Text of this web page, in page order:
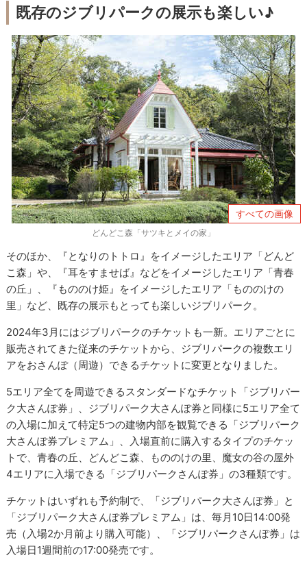
既存のジブリパークの展示も楽しい♪
すべての画像
どんどこ森「サツキとメイの家」
そのほか、『となりのトトロ』をイメージしたエリア「どんど
こ森」や、『耳をすませば』などをイメージしたエリア「青春
の丘」、『もののけ姫』をイメージしたエリア「もののけの
里」など、既存の展示もとっても楽しいジブリパーク。
2024年3月にはジブリパークのチケットも一新。エリアごとに
販売されてきた従来のチケットから、ジブリパークの複数エリ
アをおさんぽ（周遊）できるチケットに変更となりました。
5エリア全てを周遊できるスタンダードなチケット「ジブリパー
ク大さんぽ券」、ジブリパーク大さんぽ券と同様に5エリア全て
の入場に加えて特定5つの建物内部を観覧できる「ジブリパーク
大さんぽ券プレミアム」、入場直前に購入するタイプのチケッ
トで、青春の丘、どんどこ森、もののけの里、魔女の谷の屋外
4エリアに入場できる「ジブリパークさんぽ券」の3種類です。
チケットはいずれも予約制で、「ジブリパーク大さんぽ券」と
「ジブリパーク大さんぽ券プレミアム」は、毎月10日14:00発
売（入場2か月前より購入可能）、「ジブリパークさんぽ券」は
入場日1週間前の17:00発売です。